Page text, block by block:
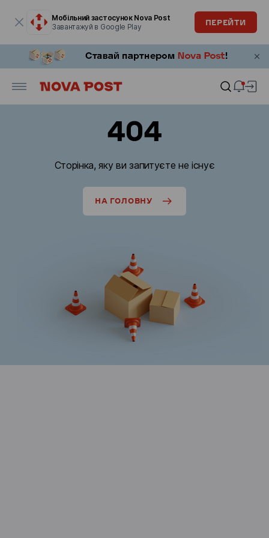
Мобільний застосунок Nova Post
Завантажуй в Google Play
ПЕРЕЙТИ
404
Сторінка, яку ви запитуєте не існує
НА ГОЛОВНУ